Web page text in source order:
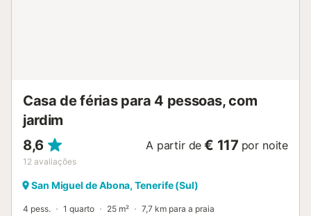
Casa de férias para 4 pessoas, com
jardim
8,6
12 avaliações
A partir de € 117 por noite
San Miguel de Abona, Tenerife (Sul)
4 pess. 1 quarto 25 m² 7,7 km para a praia